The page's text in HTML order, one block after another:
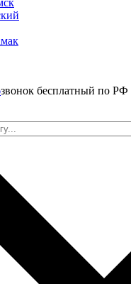
звонок бесплатный по РФ